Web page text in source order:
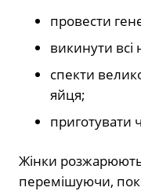
провести
викинути всі
спекти
яйця;
приготувати
Жінки розжарюють
перемішуючи,